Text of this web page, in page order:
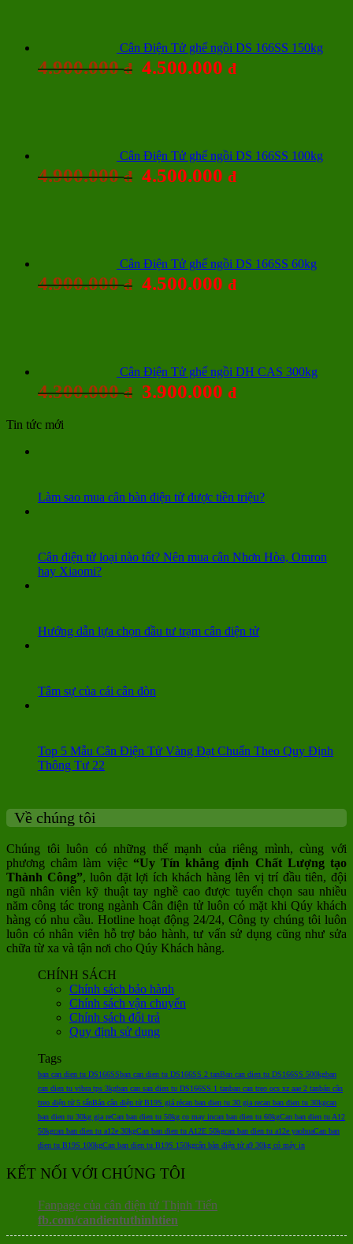
Cân Điện Tử ghế ngồi DS 166SS 150kg
4.900.000đ 4.500.000 đ
Cân Điện Tử ghế ngồi DS 166SS 100kg
4.900.000đ 4.500.000 đ
Cân Điện Tử ghế ngồi DS 166SS 60kg
4.900.000đ 4.500.000 đ
Cân Điện Tử ghế ngồi DH CAS 300kg
4.300.000đ 3.900.000 đ
Tin tức mới
Làm sao mua cân bàn điện tử được tiền triệu?
Cân điện tử loại nào tốt? Nên mua cân Nhơn Hòa, Omron
hay Xiaomi?
Hướng dẫn lựa chọn đầu tư trạm cân điện tử
Tâm sự của cái cân đòn
Top 5 Mẫu Cân Điện Tử Vàng Đạt Chuẩn Theo Quy Định
Thông Tư 22
Về chúng tôi
Chúng tôi luôn có những thế mạnh của riêng mình, cùng với
phương châm làm việc “Uy Tín khẳng định Chất Lượng tạo
Thành Công”, luôn đặt lợi ích khách hàng lên vị trí đầu tiên, đội
ngũ nhân viên kỹ thuật tay nghề cao được tuyển chọn sau nhiều
năm công tác trong ngành Cân điện tử luôn có mặt khi Qúy khách
hàng có nhu cầu. Hotline hoạt động 24/24, Công ty chúng tôi luôn
luôn có nhân viên hỗ trợ bảo hành, tư vấn sử dụng cũng như sửa
chữa từ xa và tận nơi cho Qúy Khách hàng.
CHÍNH SÁCH
Chính sách bảo hành
Chính sách vận chuyển
Chính sách đổi trả
Quy định sử dụng
Tags
ban can dien tu DS166SSban can dien tu DS166SS 2 tanBan can dien tu DS166SS 500kgban
can dien tu vibra tps 3kgban can san dien tu DS166SS 1 tanban can treo ocs xz aae 2 tanbán cân
treo điện tử 5 tấnBán cân điện tử B19S giá rẻcan ban dien tu 30 gia recan ban dien tu 30kgcan
ban dien tu 30kg gia reCan ban dien tu 50kg co may incan ban dien tu 60kgCan ban dien tu A12
50kgcan ban dien tu a12e 30kgCan ban dien tu A12E 50kgcan ban dien tu a12e yaohuaCan ban
dien tu B19S 100kgCan ban dien tu B19S 150kgcân bàn điện tử a9 30kg có máy in
KẾT NỐI VỚI CHÚNG TÔI
Fanpage của cân điện tử Thịnh Tiến
fb.com/candientuthinhtien